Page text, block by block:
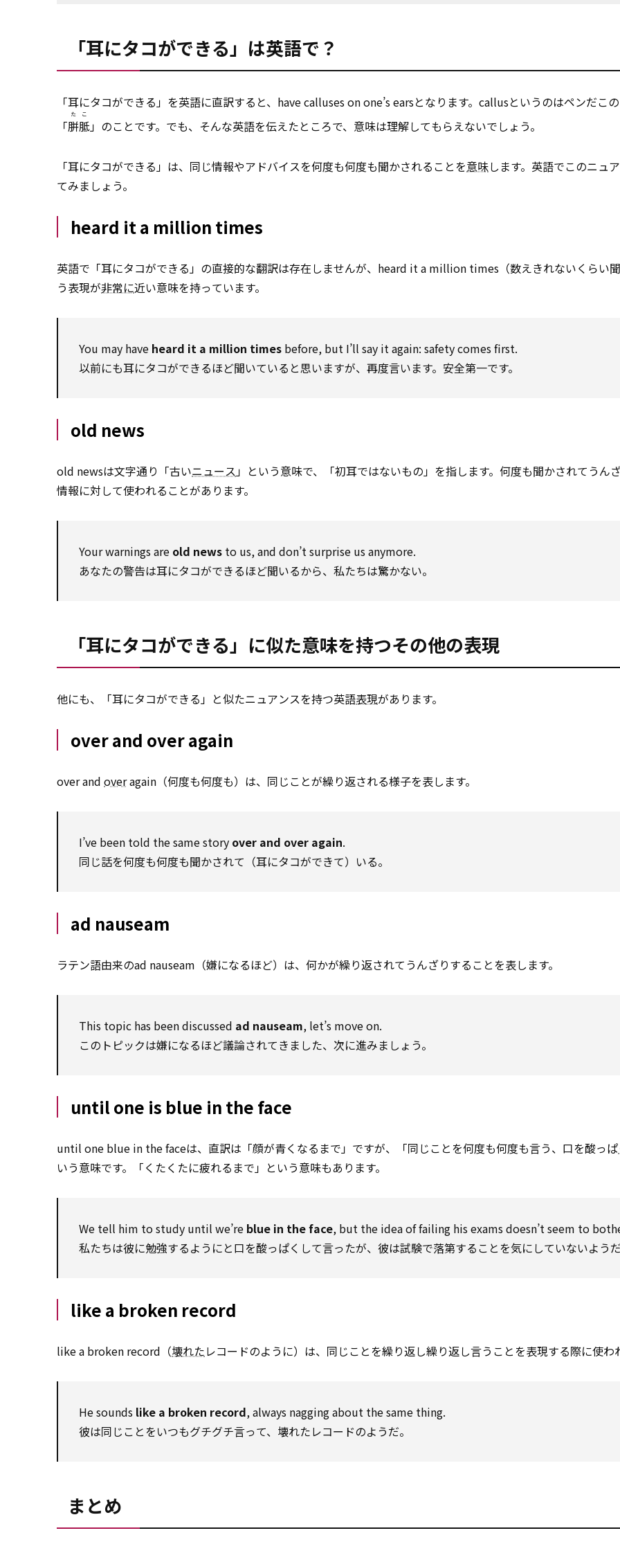
「耳にタコができる」は英語で？
「耳にタコができる」を英語に直訳すると、have calluses on one’s earsとなります。callusというのはペンだこ
「胼胝
たこ
」のことです。でも、そんな英語を伝えたところで、意味は理解してもらえないでしょう。
「耳にタコができる」は、同じ情報やアドバイスを何度も何度も聞かされることを意味します。英語でこのニュ
てみましょう。
heard it a million times
英語で「耳にタコができる」の直接的な翻訳は存在しませんが、heard it a million times（数えきれないくらい
う表現が非常に近い意味を持っています。
You may have heard it a million times before, but I’ll say it again: safety comes first.
以前にも耳にタコができるほど聞いていると思いますが、再度言います。安全第一です。
old news
old newsは文字通り「古いニュース」という意味で、「初耳ではないもの」を指します。何度も聞かされてうん
情報に対して使われることがあります。
Your warnings are old news to us, and don’t surprise us anymore.
あなたの警告は耳にタコができるほど聞いるから、私たちは驚かない。
「耳にタコができる」に似た意味を持つその他の表現
他にも、「耳にタコができる」と似たニュアンスを持つ英語表現があります。
over and over again
over and overagain（何度も何度も）は、同じことが繰り返される様子を表します。
I’ve been told the same story over and over again.
同じ話を何度も何度も聞かされて（耳にタコができて）いる。
ad nauseam
ラテン語由来のad nauseam（嫌になるほど）は、何かが繰り返されてうんざりすることを表します。
This topic has been discussed ad nauseam, let’s move on.
このトピックは嫌になるほど議論されてきました、次に進みましょう。
until one is blue in the face
until one blue in the faceは、直訳は「顔が青くなるまで」ですが、「同じことを何度も何度も言う、口を酸っぱ
いう意味です。「くたくたに疲れるまで」という意味もあります。
We tell him to study until we’re blue in the face, but the idea of failing his exams doesn’t seem to
私たちは彼に勉強するようにと口を酸っぱくして言ったが、彼は試験で落第することを気にしていないようだ
like a broken record
like a broken record（壊れたレコードのように）は、同じことを繰り返し繰り返し言うことを表現する際に使わ
He sounds like a broken record, always nagging about the same thing.
彼は同じことをいつもグチグチ言って、壊れたレコードのようだ。
まとめ